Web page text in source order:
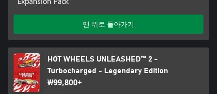
맨 위로 돌아가기
HOT WHEELS UNLEASHED™ 2 -
Turbocharged - Legendary Edition
₩99,800+